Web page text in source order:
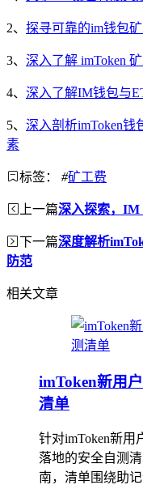
2、 探寻可靠的im钱包
3、 深入了解 imToken
4、 深入了解IM钱包与
5、 深入剖析imToken钱
素
标签： #矿工费
上一篇深入探索，IM
下一篇深度解析
防范
相关文章
imToken新用
清单
针对imToken新
落地的安全自测
南，清单围绕助